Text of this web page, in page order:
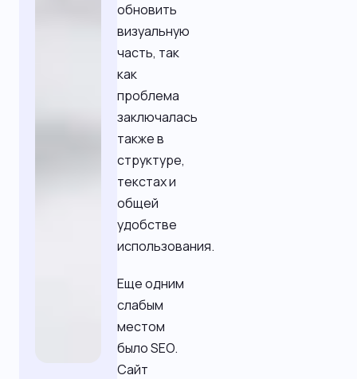
обновить
визуальную
часть, так
как
проблема
заключалась
также в
структуре,
текстах и
общей
удобстве
использования.
Еще одним
слабым
местом
было SEO.
Сайт